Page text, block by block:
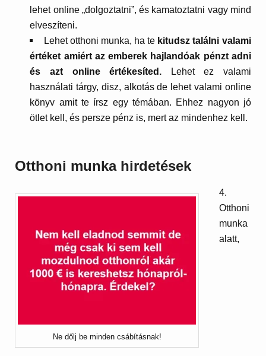
lehet online „dolgoztatni”, és kamatoztatni vagy mind
elveszíteni.
Lehet otthoni munka, ha te kitudsz találni valami
értéket amiért az emberek hajlandóak pénzt adni
és azt online értékesíted. Lehet ez valami
használati tárgy, disz, alkotás de lehet valami online
könyv amit te írsz egy témában. Ehhez nagyon jó
ötlet kell, és persze pénz is, mert az mindenhez kell.
Otthoni munka hirdetések
Ne dőlj be minden csábításnak!
4.
Otthoni
munka
alatt,